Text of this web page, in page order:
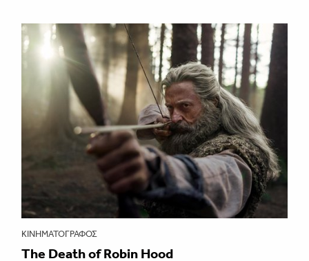
ΚΙΝΗΜΑΤΟΓΡΆΦΟΣ
The Death of Robin Hood